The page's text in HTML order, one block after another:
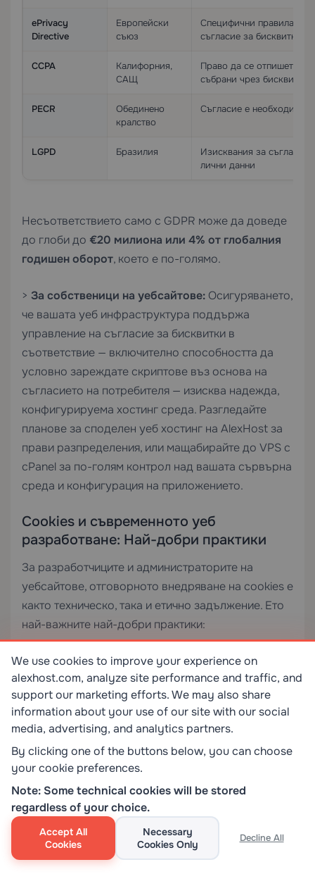
ePrivacy
Directive
Европейски
съюз
Специфични правила за
съгласие за бисквитки
CCPA
Калифорния,
САЩ
Право да се отпишете
събрани чрез бисквитки
PECR
Обединено
кралство
Съгласие е необходимо
LGPD Бразилия
Изисквания за съгласие
лични данни
Несъответствието само с GDPR може да доведе
до глоби до €20 милиона или 4% от глобалния
годишен оборот, което е по-голямо.
> За собственици на уебсайтове: Осигуряването,
че вашата уеб инфраструктура поддържа
управление на съгласие за бисквитки в
съответствие — включително способността да
условно зареждате скриптове въз основа на
съгласието на потребителя — изисква надежда,
конфигурируема хостинг среда. Разгледайте
планове за споделен уеб хостинг на AlexHost за
прави разпределения, или мащабирайте до VPS с
cPanel за по-голям контрол над вашата сървърна
среда и конфигурация на приложението.
Cookies и съвременното уеб
разработване: Най-добри практики
За разработчиците и администраторите на
уебсайтове, отговорното внедряване на cookies е
както техническо, така и етично задължение. Ето
най-важните най-добри практики:
Винаги използвайте флага Secure при
чувствителни cookies
Всеки cookie, съдържащ токен на сесия,
удостоверяващи данни или личен идентификатор,
гарантира, че никога не се предава през
Винаги използвайте HttpOnly при cookies
на сесия
Cookies на сесия и удостоверяване винаги трябва
We use cookies to improve your experience on
alexhost.com, analyze site performance and traffic, and
support our marketing efforts. We may also share
information about your use of our site with our social
media, advertising, and analytics partners.
By clicking one of the buttons below, you can choose
your cookie preferences.
Note: Some technical cookies will be stored
regardless of your choice.
Accept All
Cookies
Necessary
Cookies Only
Decline All